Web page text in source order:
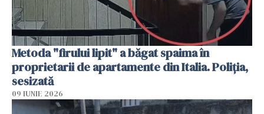
Metoda "firului lipit" a băgat spaima în
proprietarii de apartamente din Italia. Poliția,
sesizată
09 IUNIE 2026